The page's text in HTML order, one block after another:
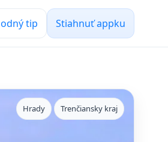
tip Stiahnuť appku
Hrady Trenčiansky kraj